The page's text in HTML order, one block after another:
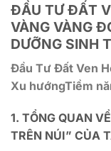
ĐẦU TƯ ĐẤT
VÀNG VÀNG
DƯỠNG SINH
Đầu Tư Đất Ven
Xu hướngTiềm
1. TỔNG QUAN
TRÊN NÚI” CỦA